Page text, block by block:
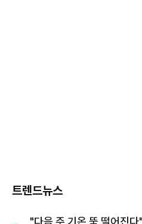
트렌드뉴스